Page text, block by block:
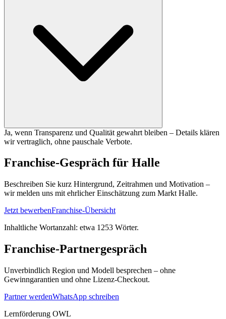
Ja, wenn Transparenz und Qualität gewahrt bleiben – Details klären
wir vertraglich, ohne pauschale Verbote.
Franchise-Gespräch für Halle
Beschreiben Sie kurz Hintergrund, Zeitrahmen und Motivation –
wir melden uns mit ehrlicher Einschätzung zum Markt Halle.
Jetzt bewerbenFranchise-Übersicht
Inhaltliche Wortanzahl: etwa 1253 Wörter.
Franchise-Partnergespräch
Unverbindlich Region und Modell besprechen – ohne
Gewinngarantien und ohne Lizenz-Checkout.
Partner werdenWhatsApp schreiben
Lernförderung OWL